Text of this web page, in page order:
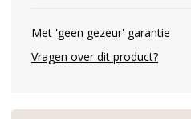
Met 'geen gezeur' garantie
Vragen over dit product?